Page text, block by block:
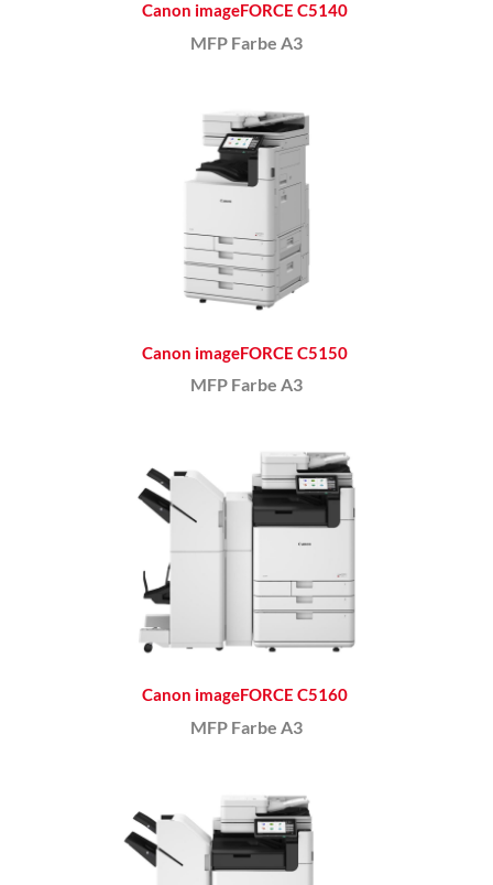
Canon imageFORCE C5140
MFP Farbe A3
Canon imageFORCE C5150
MFP Farbe A3
Canon imageFORCE C5160
MFP Farbe A3